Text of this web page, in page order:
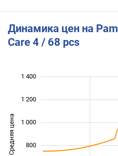
Динамика цен на
Care 4 / 68 pcs
Средняя цена 800
1 000
1 200
1 400